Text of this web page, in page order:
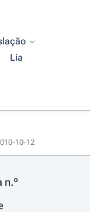
Lia
10-12
n.º